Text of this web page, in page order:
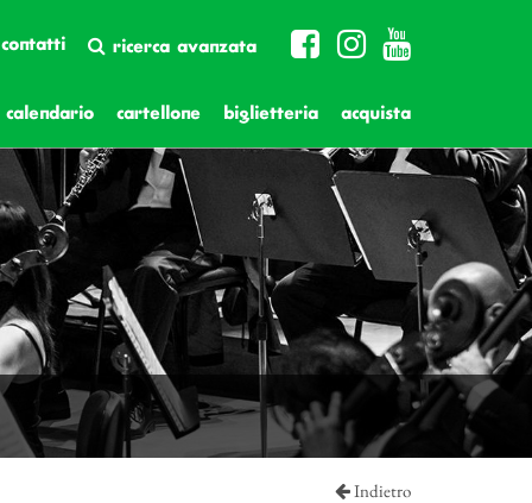
contatti ricerca avanzata
calendario cartellone biglietteria acquista
Indietro